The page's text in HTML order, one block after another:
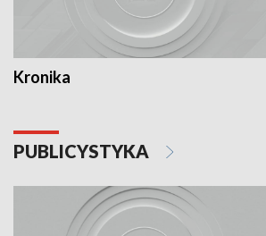
Kronika
PUBLICYSTYKA